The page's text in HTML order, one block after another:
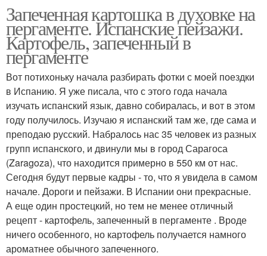
Картошка с мясом Картошка с сыром
Картошка в мундире
Запеченная картошка в духовке на
пергаменте. Испанские пейзажи.
Картофель, запеченный в
пергаменте
Вот потихоньку начала разбирать фотки с моей поездки
в Испанию. Я уже писала, что с этого года начала
изучать испанский язык, давно собиралась, и вот в этом
году получилось. Изучаю я испанский там же, где сама и
преподаю русский. Набралось нас 35 человек из разных
групп испанского, и двинули мы в город Сарагоса
(Zaragoza), что находится примерно в 550 км от нас.
Сегодня будут первые кадры - то, что я увидела в самом
начале. Дороги и пейзажи. В Испании они прекрасные.
А еще один простецкий, но тем не менее отличный
рецепт - картофель, запеченный в пергаменте . Вроде
ничего особенного, но картофель получается намного
ароматнее обычного запеченного.